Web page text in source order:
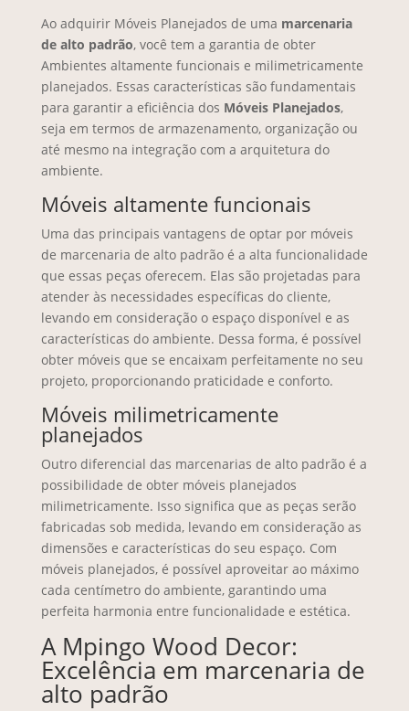
Ao adquirir Móveis Planejados de uma marcenaria
de alto padrão, você tem a garantia de obter
Ambientes altamente funcionais e milimetricamente
planejados. Essas características são fundamentais
para garantir a eficiência dos Móveis Planejados,
seja em termos de armazenamento, organização ou
até mesmo na integração com a arquitetura do
ambiente.
Móveis altamente funcionais
Uma das principais vantagens de optar por móveis
de marcenaria de alto padrão é a alta funcionalidade
que essas peças oferecem. Elas são projetadas para
atender às necessidades específicas do cliente,
levando em consideração o espaço disponível e as
características do ambiente. Dessa forma, é possível
obter móveis que se encaixam perfeitamente no seu
projeto, proporcionando praticidade e conforto.
Móveis milimetricamente
planejados
Outro diferencial das marcenarias de alto padrão é a
possibilidade de obter móveis planejados
milimetricamente. Isso significa que as peças serão
fabricadas sob medida, levando em consideração as
dimensões e características do seu espaço. Com
móveis planejados, é possível aproveitar ao máximo
cada centímetro do ambiente, garantindo uma
perfeita harmonia entre funcionalidade e estética.
A Mpingo Wood Decor:
Excelência em marcenaria de
alto padrão